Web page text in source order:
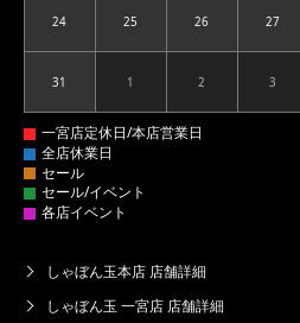
242026.08.24 252026.08.25 262026.08.26 27
312026.08.31 12026.09.01 22026.09.02 3
しゃぼん玉本店 店舗詳細
しゃぼん玉 一宮店 店舗詳細